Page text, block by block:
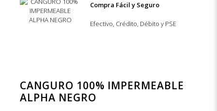
Compra Fácil y Seguro
Efectivo, Crédito, Débito y PSE
CANGURO 100% IMPERMEABLE
ALPHA NEGRO